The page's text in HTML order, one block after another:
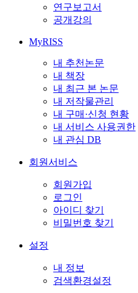
연구보고서
공개강의
MyRISS
내 추천논문
내 책장
내 최근 본 논문
내 저작물관리
내 구매·신청 현황
내 서비스 사용권한
내 관심 DB
회원서비스
회원가입
로그인
아이디 찾기
비밀번호 찾기
설정
내 정보
검색환경설정